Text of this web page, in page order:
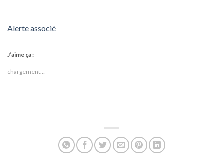
Alerte associé
J’aime ça :
chargement…